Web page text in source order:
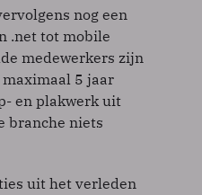
nog een
.net tot mobile
medewerkers zijn
5 jaar
en plakwerk uit
branche niets
uit het verleden